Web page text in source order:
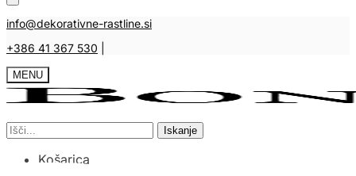
info@dekorativne-rastline.si
+386 41 367 530
MENU
Iskanje
Košarica